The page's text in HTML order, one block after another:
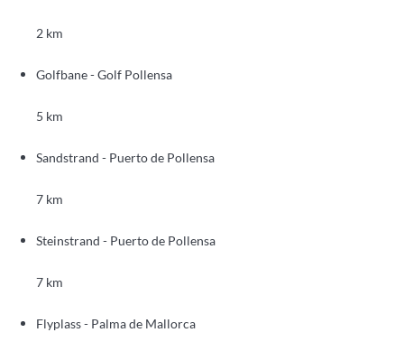
2 km
Golfbane - Golf Pollensa
5 km
Sandstrand - Puerto de Pollensa
7 km
Steinstrand - Puerto de Pollensa
7 km
Flyplass - Palma de Mallorca